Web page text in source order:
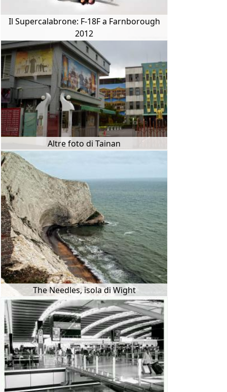
Il Supercalabrone: F-18F a Farnborough
2012
Altre foto di Tainan
The Needles, isola di Wight